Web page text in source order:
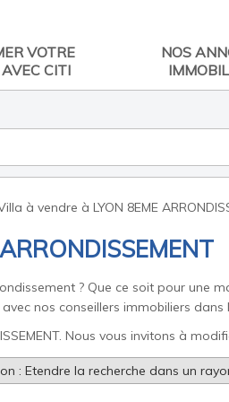
VOTRE
CITI
NOS
à vendre à LYON 8EME
? Que ce soit pour une
nos conseillers immobiliers
Nous vous invitons à
: Etendre la recherche dans un